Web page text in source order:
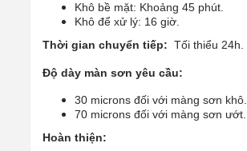
Khô bề mặt: Khoảng 45 phút.
Khô để xử lý: 16 giờ.
Thời gian chuyển tiếp: Tối thiểu 24h.
Độ dày màn sơn yêu cầu:
30 microns đối với màng sơn khô.
70 microns đối với màng sơn ướt.
Hoàn thiện: